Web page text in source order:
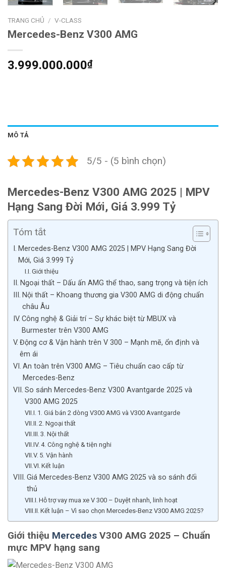
TRANG CHỦ / V-CLASS
Mercedes-Benz V300 AMG
3.999.000.000₫
MÔ TẢ
5/5 - (5 bình chọn)
Mercedes-Benz V300 AMG 2025 | MPV
Hạng Sang Đời Mới, Giá 3.999 Tỷ
Tóm tắt
Mercedes-Benz V300 AMG 2025 | MPV Hạng Sang Đời
Mới, Giá 3.999 Tỷ
Giới thiệu
Ngoại thất – Dấu ấn AMG thể thao, sang trọng và tiện ích
Nội thất – Khoang thương gia V300 AMG di động chuẩn
châu Âu
Công nghệ & Giải trí – Sự khác biệt từ MBUX và
Burmester trên V300 AMG
Động cơ & Vận hành trên V 300 – Mạnh mẽ, ổn định và
êm ái
An toàn trên V300 AMG – Tiêu chuẩn cao cấp từ
Mercedes-Benz
So sánh Mercedes-Benz V300 Avantgarde 2025 và
V300 AMG 2025
1. Giá bán 2 dòng V300 AMG và V300 Avantgarde
2. Ngoại thất
3. Nội thất
4. Công nghệ & tiện nghi
5. Vận hành
Kết luận
Giá Mercedes-Benz V300 AMG 2025 và so sánh đối
thủ
Hỗ trợ vay mua xe V 300 – Duyệt nhanh, linh hoạt
Kết luận – Vì sao chọn Mercedes-Benz V300 AMG 2025?
Giới thiệu Mercedes V300 AMG 2025 – Chuẩn
mực MPV hạng sang